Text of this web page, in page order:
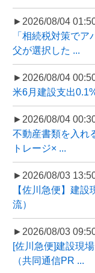
►2026/08/04
「相続税対策で
父が選択した ...
►2026/08/04
米6月建設支出
►2026/08/04
不動産書類を入れ
トレージ× ...
►2026/08/03
【佐川急便】建
流）
►2026/08/03
[佐川急便]建設現
（共同通信PR ...